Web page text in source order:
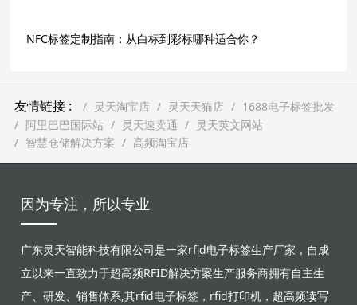
NFC标签定制指南：从白标到彩标哪种适合你？
友情链接 : 灵天淘宝店 灵天天猫店
1688电子标签批发
阿里巴巴国际站
灵天速卖通
灵天英文网站
智慧仓储解决方案
高频淘宝店
因为专注，所以专业
广东灵天智能科技有限公司是一家rfid电子标签生产厂家，自成
立以来一直致力于超高频RFID解决方案生产服务商拥有自主生
产、研发、销售体系,其rfid电子标签，rfid打印机，超高频读写